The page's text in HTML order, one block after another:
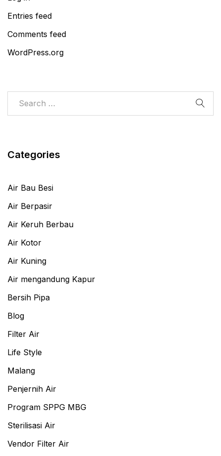
Entries feed
Comments feed
WordPress.org
Categories
Air Bau Besi
Air Berpasir
Air Keruh Berbau
Air Kotor
Air Kuning
Air mengandung Kapur
Bersih Pipa
Blog
Filter Air
Life Style
Malang
Penjernih Air
Program SPPG MBG
Sterilisasi Air
Vendor Filter Air